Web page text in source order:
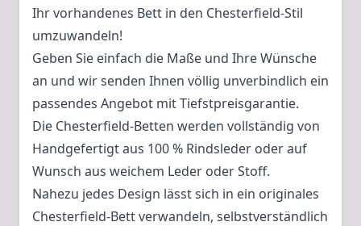
Ihr vorhandenes Bett in den Chesterfield-Stil
umzuwandeln!
Geben Sie einfach die Maße und Ihre Wünsche
an und wir senden Ihnen völlig unverbindlich ein
passendes Angebot mit Tiefstpreisgarantie.
Die Chesterfield-Betten werden vollständig von
Handgefertigt aus 100 % Rindsleder oder auf
Wunsch aus weichem Leder oder Stoff.
Nahezu jedes Design lässt sich in ein originales
Chesterfield-Bett verwandeln, selbstverständlich